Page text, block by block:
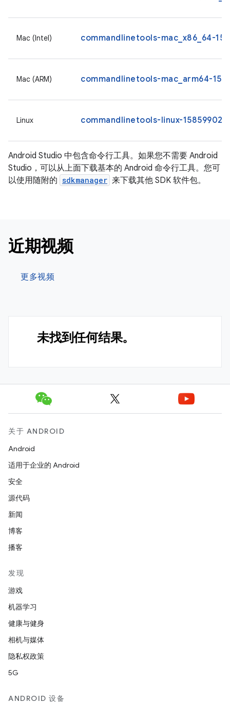
Mac (Intel) commandlinetools-mac_x86_64-
Mac (ARM) commandlinetools-mac_arm64-
Linux commandlinetools-linux-
Android Studio 中包含命令行工具。如果您不需要 Android
Studio，可以从上面下载基本的 Android 命令行工具。您可
以使用随附的 sdkmanager 来下载其他 SDK 软件包。
近期视频
更多视频
未找到任何结果。
关于 ANDROID
Android
适用于企业的 Android
安全
源代码
新闻
博客
播客
发现
游戏
机器学习
健康与健身
相机与媒体
隐私权政策
5G
ANDROID 设备